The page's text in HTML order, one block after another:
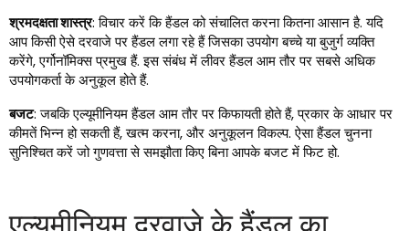
श्रमदक्षता शास्त्र: विचार करें कि हैंडल को संचालित करना कितना आसान है. यदि
आप किसी ऐसे दरवाजे पर हैंडल लगा रहे हैं जिसका उपयोग बच्चे या बुजुर्ग व्यक्ति
करेंगे, एर्गोनॉमिक्स प्रमुख हैं. इस संबंध में लीवर हैंडल आम तौर पर सबसे अधिक
उपयोगकर्ता के अनुकूल होते हैं.
बजट: जबकि एल्यूमीनियम हैंडल आम तौर पर किफायती होते हैं, प्रकार के आधार पर
कीमतें भिन्न हो सकती हैं, खत्म करना, और अनुकूलन विकल्प. ऐसा हैंडल चुनना
सुनिश्चित करें जो गुणवत्ता से समझौता किए बिना आपके बजट में फिट हो.